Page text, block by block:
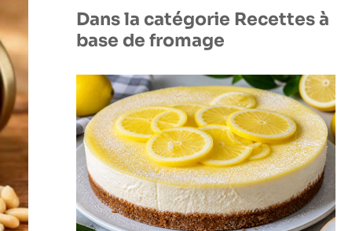
Dans la catégorie Recettes à
base de fromage